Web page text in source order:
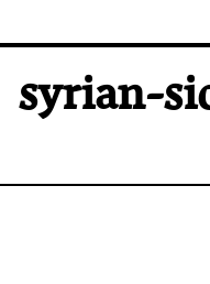
syrian-